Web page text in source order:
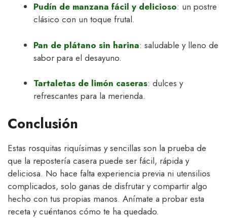
Pudín de manzana fácil y delicioso: un postre
clásico con un toque frutal.
Pan de plátano sin harina: saludable y lleno de
sabor para el desayuno.
Tartaletas de limón caseras: dulces y
refrescantes para la merienda.
Conclusión
Estas rosquitas riquísimas y sencillas son la prueba de
que la repostería casera puede ser fácil, rápida y
deliciosa. No hace falta experiencia previa ni utensilios
complicados, solo ganas de disfrutar y compartir algo
hecho con tus propias manos. Anímate a probar esta
receta y cuéntanos cómo te ha quedado.